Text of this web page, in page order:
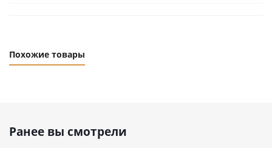
Похожие товары
Ранее вы смотрели